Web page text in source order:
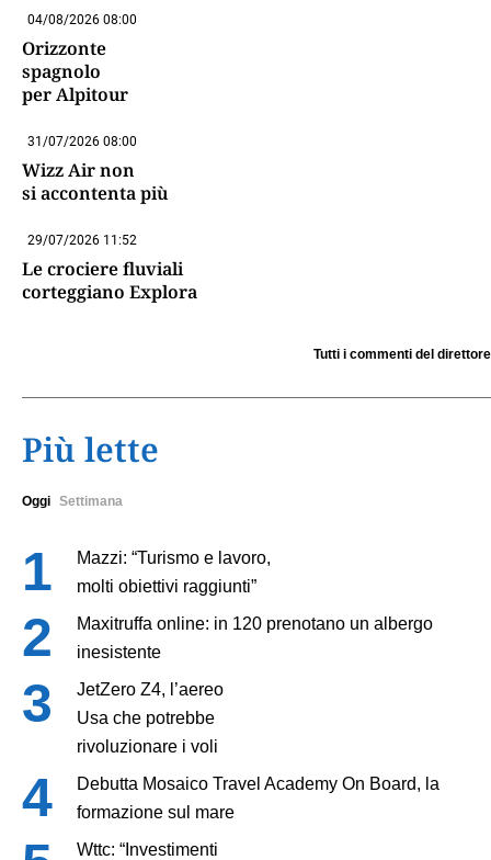
04/08/2026 08:00
Orizzonte
spagnolo
per Alpitour
31/07/2026 08:00
Wizz Air non
si accontenta più
29/07/2026 11:52
Le crociere fluviali
corteggiano Explora
Tutti i commenti del direttore
Più lette
Oggi Settimana
Mazzi: “Turismo e lavoro,
molti obiettivi raggiunti”
Maxitruffa online: in 120 prenotano un albergo
inesistente
JetZero Z4, l’aereo
Usa che potrebbe
rivoluzionare i voli
Debutta Mosaico Travel Academy On Board, la
formazione sul mare
Wttc: “Investimenti